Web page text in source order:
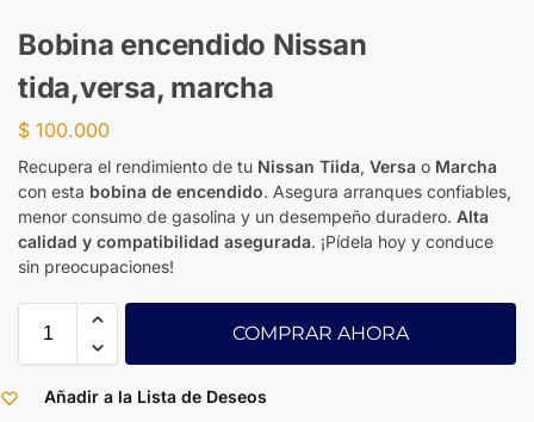
Bobina encendido Nissan
tida,versa, marcha
$ 100.000
Recupera el rendimiento de tu Nissan Tiida, Versa o Marcha
con esta bobina de encendido. Asegura arranques confiables,
menor consumo de gasolina y un desempeño duradero. Alta
calidad y compatibilidad asegurada. ¡Pídela hoy y conduce
sin preocupaciones!
COMPRAR AHORA
Añadir a la Lista de Deseos